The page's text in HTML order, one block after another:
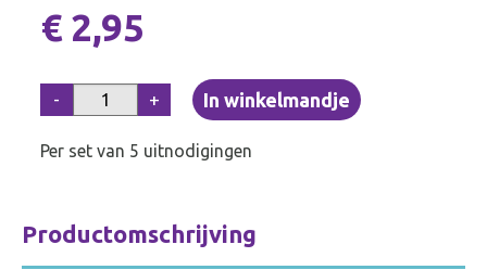
€ 2,95
- +
Per set van 5 uitnodigingen
Productomschrijving